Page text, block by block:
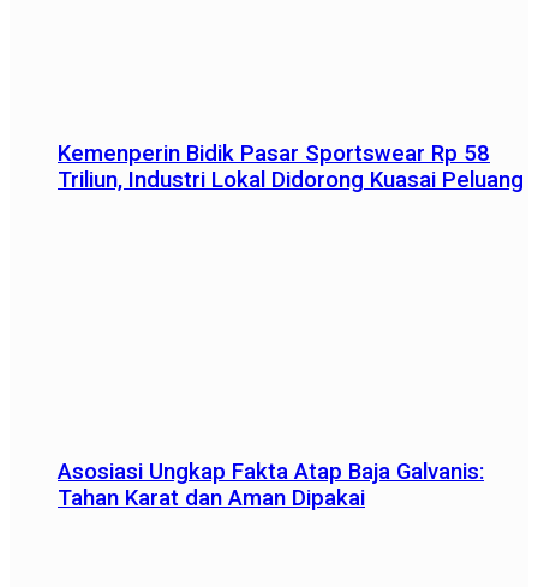
Kemenperin Bidik Pasar Sportswear Rp 58
Triliun, Industri Lokal Didorong Kuasai Peluang
Asosiasi Ungkap Fakta Atap Baja Galvanis:
Tahan Karat dan Aman Dipakai